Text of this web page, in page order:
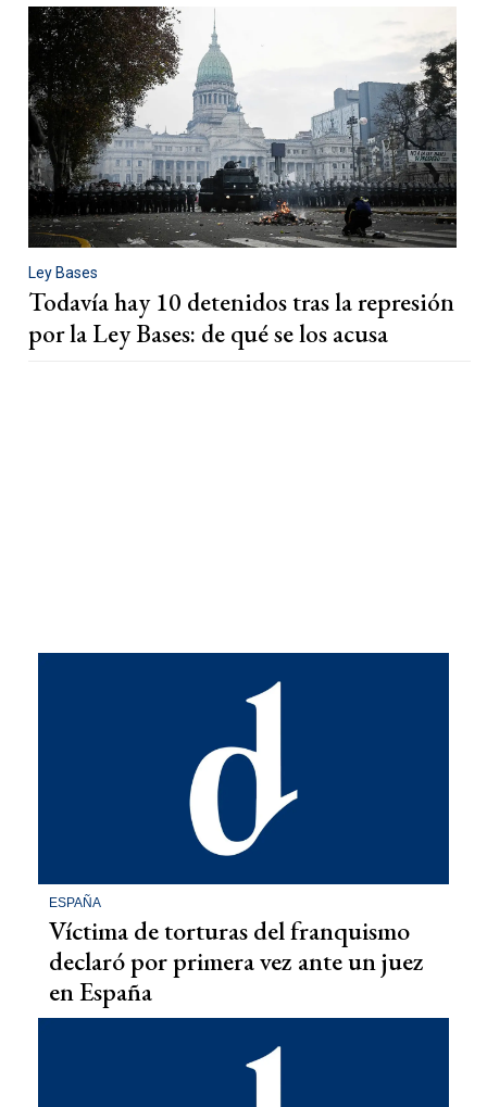
Ley Bases
Todavía hay 10 detenidos tras la represión
por la Ley Bases: de qué se los acusa
ESPAÑA
Víctima de torturas del franquismo
declaró por primera vez ante un juez
en España